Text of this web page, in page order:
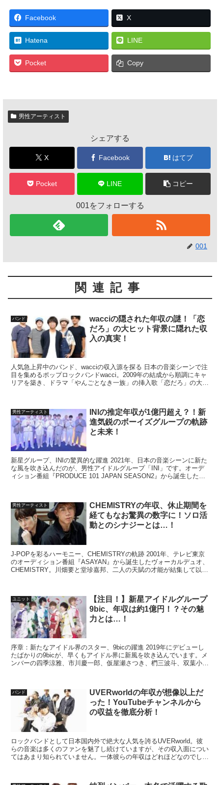
Facebook X
Hatena LINE
Pocket Copy
男性アーティスト
シェアする
X Facebook はてブ
Pocket LINE コピー
001をフォローする
001
関連記事
バンド
wacciの隠された年収の謎！「恋
だろ」の大ヒット背景に隠れた収
入の真実！
人気急上昇中のバンド、wacciの収入源を探る 日本の音楽シーンで注
目を集めるポップロックバンドwacci。2009年の結成から順調にキャ
リアを築き、ドラマ「やんごとなき一族」の挿入歌「恋だろ」の大ヒ
男性アーティスト
​INIの推定年収が1億円超え？！新
進気鋭のボーイズグループの軌跡
と未来！
新星グループ、INIの驚異的な躍進 2021年、日本の音楽シーンに新た
な風を吹き込んだのが、男性アイドルグループ「INI」です。オーデ
ィション番組『PRODUCE 101 JAPAN SEASON2』から誕生したこ
男性アーティスト
CHEMISTRYの年収、休止期間を
経てもなお驚異の数字に！ソロ活
動とのシナジーとは…！
J-POPを彩るハーモニー、CHEMISTRYの軌跡 2001年、テレビ東京
のオーディション番組『ASAYAN』から誕生したヴォーカルデュオ、
CHEMISTRY。川畑要と堂珍嘉邦、二人の天賦の才能が結集して以
ユニット
【注目！】新星アイドルグループ
9bic、年収は約1億円！？その魅
力とは…！
序章：新たなアイドル界のスター、9bicの躍進 2019年にデビューし
たばかりの9bicが、早くもアイドル界に新風を吹き込んでいます。メ
ンバーの四季涼雅、市川慶一郎、仮屋瀬さつき、椚三波斗、双葉小太
バンド
UVERworldの年収が想像以上だ
った！YouTubeチャンネルから
の収益を徹底分析！
ロックバンドとして日本国内外で絶大な人気を誇るUVERworld。彼
らの音楽は多くのファンを魅了し続けていますが、その収入面につい
てはあまり知られていません。一体彼らの年収はどれほどなのでしょ